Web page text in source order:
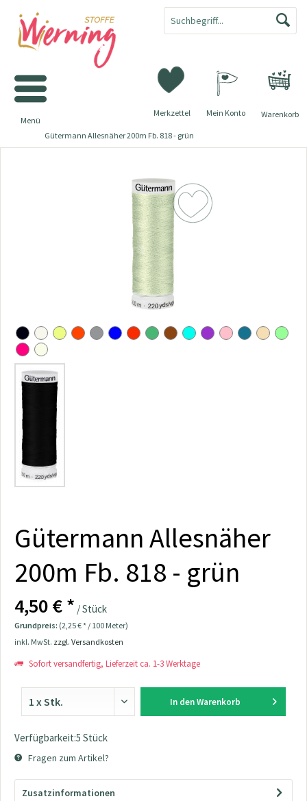
Warenkorb
Merkzettel Mein Konto
Menü
Gütermann Allesnäher 200m Fb. 818 - grün
Gütermann Allesnäher
200m Fb. 818 - grün
4,50 € * / Stück
Grundpreis: (2,25 € * / 100 Meter)
inkl. MwSt. zzgl. Versandkosten
Sofort versandfertig, Lieferzeit ca. 1-3 Werktage
In den Warenkorb
Verfügbarkeit:5 Stück
Fragen zum Artikel?
Zusatzinformationen